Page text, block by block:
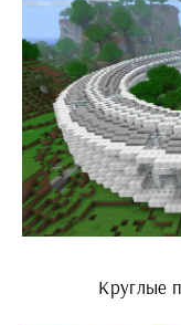
Круглые